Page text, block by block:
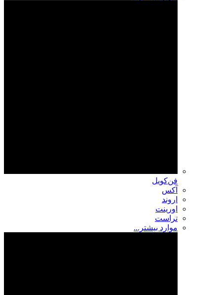
فن‌کویل
آکس
اروند
اورینت
تراست
موارد بیشتر...